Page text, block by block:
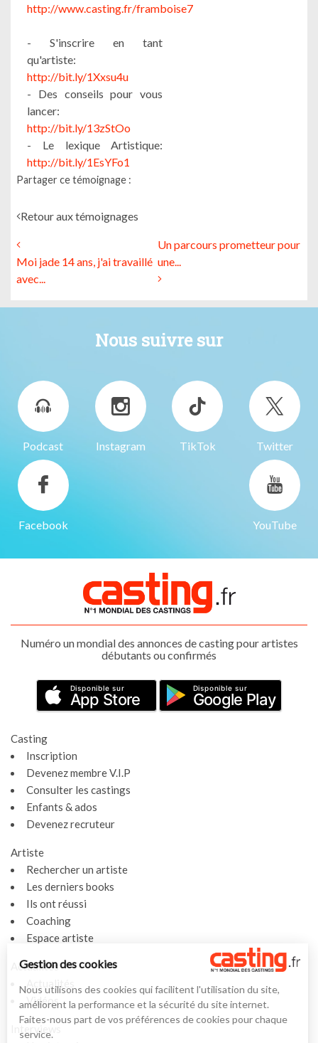
http://www.casting.fr/framboise7
- S'inscrire en tant
qu'artiste:
http://bit.ly/1Xxsu4u
- Des conseils pour vous
lancer:
http://bit.ly/13zStOo
- Le lexique Artistique:
http://bit.ly/1EsYFo1
Partager ce témoignage :
Retour aux témoignages
Moi jade 14 ans, j'ai travaillé
avec...
Un parcours prometteur pour
une...
Nous suivre sur
Podcast Instagram TikTok Twitter
Facebook YouTube
Numéro un mondial des annonces de casting pour artistes
débutants ou confirmés
Disponible sur
App Store
Disponible sur
Google Play
Casting
Inscription
Devenez membre V.I.P
Consulter les castings
Enfants & ados
Devenez recruteur
Artiste
Rechercher un artiste
Les derniers books
Ils ont réussi
Coaching
Espace artiste
Actualités
Actualités
Vidéos
Interviews
Gestion des cookies
Nous utilisons des cookies qui facilitent l'utilisation du site,
améliorent la performance et la sécurité du site internet.
Faites-nous part de vos préférences de cookies pour chaque
service.